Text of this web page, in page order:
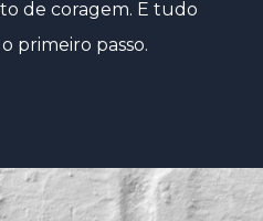
de coragem. E tudo
primeiro passo.